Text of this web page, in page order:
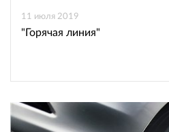
11 июля 2019
"Горячая линия"